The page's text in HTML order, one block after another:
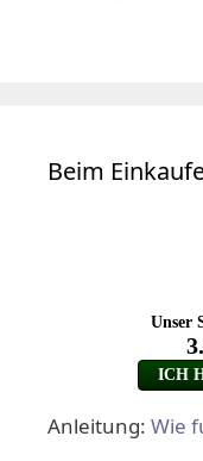
Beim
Anleitung: Wie